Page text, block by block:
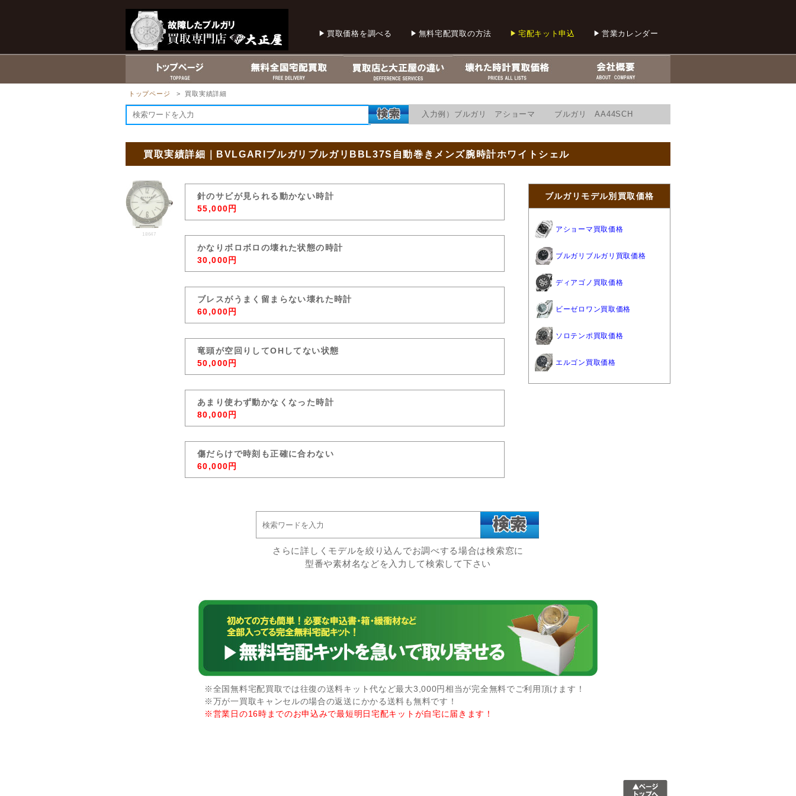
買取価格を調べる 無料宅配買取の方法 宅配キット申込 営業カレンダー
トップページ > 買取実績詳細
入力例）ブルガリ アショーマ ブルガリ AA44SCH
買取実績詳細｜BVLGARIブルガリブルガリBBL37S自動巻きメンズ腕時計ホワイトシェル
18647
針のサビが見られる動かない時計
55,000円
かなりボロボロの壊れた状態の時計
30,000円
ブレスがうまく留まらない壊れた時計
60,000円
竜頭が空回りしてOHしてない状態
50,000円
あまり使わず動かなくなった時計
80,000円
傷だらけで時刻も正確に合わない
60,000円
ブルガリモデル別買取価格
アショーマ買取価格
ブルガリブルガリ買取価格
ディアゴノ買取価格
ビーゼロワン買取価格
ソロテンポ買取価格
エルゴン買取価格
さらに詳しくモデルを絞り込んでお調べする場合は検索窓に
型番や素材名などを入力して検索して下さい
※全国無料宅配買取では往復の送料キット代など最大3,000円相当が完全無料でご利用頂けます！
※万が一買取キャンセルの場合の返送にかかる送料も無料です！
※営業日の16時までのお申込みで最短明日宅配キットが自宅に届きます！